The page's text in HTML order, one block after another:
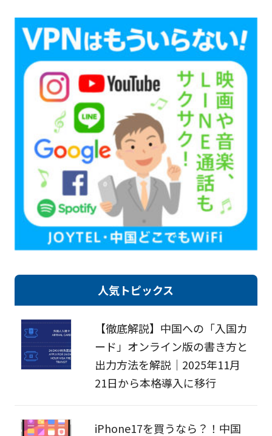
人気トピックス
【徹底解説】中国への「入国カ
ード」オンライン版の書き方と
出力方法を解説｜2025年11月
21日から本格導入に移行
iPhone17を買うなら？！中国